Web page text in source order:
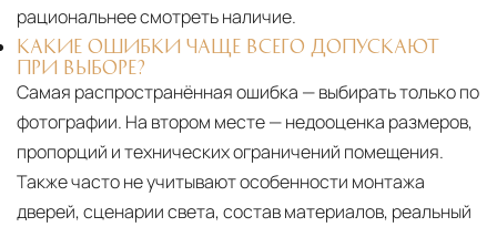
рациональнее смотреть наличие.
КАКИЕ ОШИБКИ ЧАЩЕ ВСЕГО ДОПУСКАЮТ
ПРИ ВЫБОРЕ?
Самая распространённая ошибка — выбирать только по
фотографии. На втором месте — недооценка размеров,
пропорций и технических ограничений помещения.
Также часто не учитывают особенности монтажа
дверей, сценарии света, состав материалов, реальный